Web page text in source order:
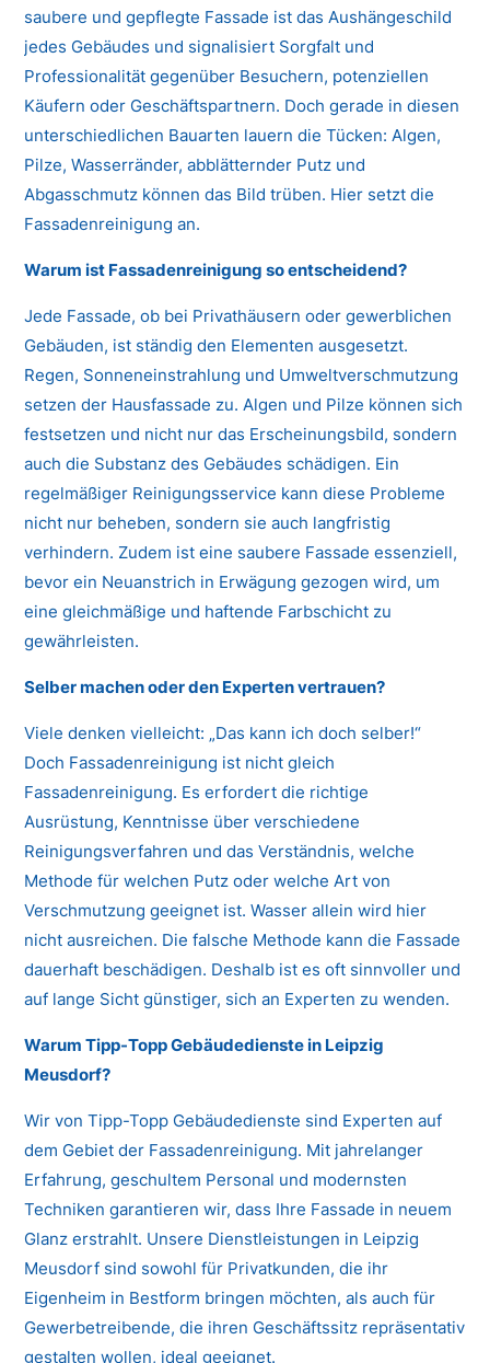
saubere und gepflegte Fassade ist das Aushängeschild
jedes Gebäudes und signalisiert Sorgfalt und
Professionalität gegenüber Besuchern, potenziellen
Käufern oder Geschäftspartnern. Doch gerade in diesen
unterschiedlichen Bauarten lauern die Tücken: Algen,
Pilze, Wasserränder, abblätternder Putz und
Abgasschmutz können das Bild trüben. Hier setzt die
Fassadenreinigung an.
Warum ist Fassadenreinigung so entscheidend?
Jede Fassade, ob bei Privathäusern oder gewerblichen
Gebäuden, ist ständig den Elementen ausgesetzt.
Regen, Sonneneinstrahlung und Umweltverschmutzung
setzen der Hausfassade zu. Algen und Pilze können sich
festsetzen und nicht nur das Erscheinungsbild, sondern
auch die Substanz des Gebäudes schädigen. Ein
regelmäßiger Reinigungsservice kann diese Probleme
nicht nur beheben, sondern sie auch langfristig
verhindern. Zudem ist eine saubere Fassade essenziell,
bevor ein Neuanstrich in Erwägung gezogen wird, um
eine gleichmäßige und haftende Farbschicht zu
gewährleisten.
Selber machen oder den Experten vertrauen?
Viele denken vielleicht: „Das kann ich doch selber!“
Doch Fassadenreinigung ist nicht gleich
Fassadenreinigung. Es erfordert die richtige
Ausrüstung, Kenntnisse über verschiedene
Reinigungsverfahren und das Verständnis, welche
Methode für welchen Putz oder welche Art von
Verschmutzung geeignet ist. Wasser allein wird hier
nicht ausreichen. Die falsche Methode kann die Fassade
dauerhaft beschädigen. Deshalb ist es oft sinnvoller und
auf lange Sicht günstiger, sich an Experten zu wenden.
Warum Tipp-Topp Gebäudedienste in Leipzig
Meusdorf?
Wir von Tipp-Topp Gebäudedienste sind Experten auf
dem Gebiet der Fassadenreinigung. Mit jahrelanger
Erfahrung, geschultem Personal und modernsten
Techniken garantieren wir, dass Ihre Fassade in neuem
Glanz erstrahlt. Unsere Dienstleistungen in Leipzig
Meusdorf sind sowohl für Privatkunden, die ihr
Eigenheim in Bestform bringen möchten, als auch für
Gewerbetreibende, die ihren Geschäftssitz repräsentativ
gestalten wollen, ideal geeignet.